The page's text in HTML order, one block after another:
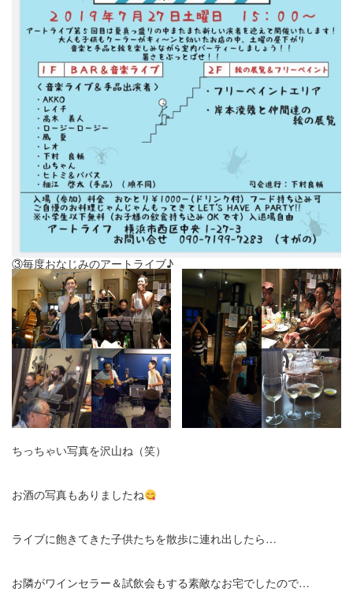
③毎度おなじみのアートライブ♪
ちっちゃい写真を沢山ね（笑）
お酒の写真もありましたね
ライブに飽きてきた子供たちを散歩に連れ出したら…
お隣がワインセラー＆試飲会もする素敵なお宅でしたので…